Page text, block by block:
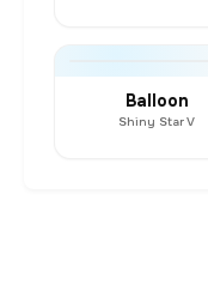
Balloon
Shiny Star V